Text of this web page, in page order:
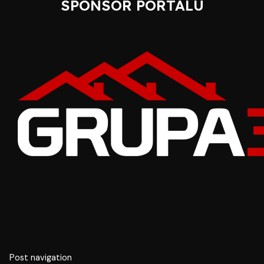
SPONSOR PORTALU
Post navigation